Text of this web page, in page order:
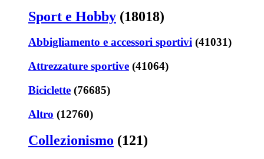
Sport e Hobby (18018)
Abbigliamento e accessori sportivi (41031)
Attrezzature sportive (41064)
Biciclette (76685)
Altro (12760)
Collezionismo (121)